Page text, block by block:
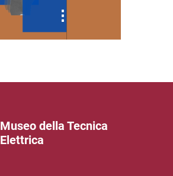
Museo della Tecnica
Elettrica